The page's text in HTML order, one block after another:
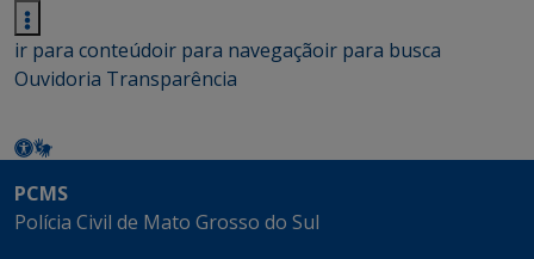
ir para conteúdoir para navegaçãoir para busca
Ouvidoria Transparência
PCMS
Polícia Civil de Mato Grosso do Sul